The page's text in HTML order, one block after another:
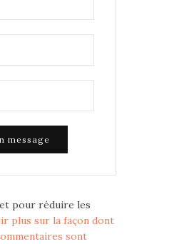
pour réduire les
plus sur la façon dont
sont